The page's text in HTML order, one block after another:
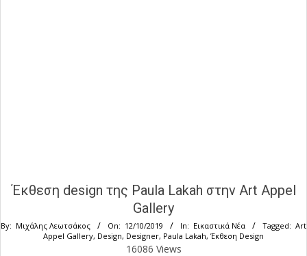
Έκθεση design της Paula Lakah στην Art Appel
Gallery
By: Μιχάλης Λεωτσάκος On: 12/10/2019 In: Εικαστικά Νέα Tagged: Art
Appel Gallery, Design, Designer, Paula Lakah, Έκθεση Design
16086 Views